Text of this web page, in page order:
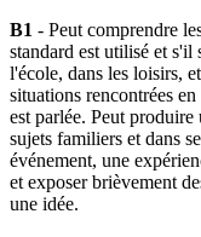
B1 - Peut comprendre
standard est utilisé et s'il
l'école, dans les loisirs,
situations rencontrées
est parlée. Peut
sujets familiers et dans
événement, une
et exposer brièvement
une idée.